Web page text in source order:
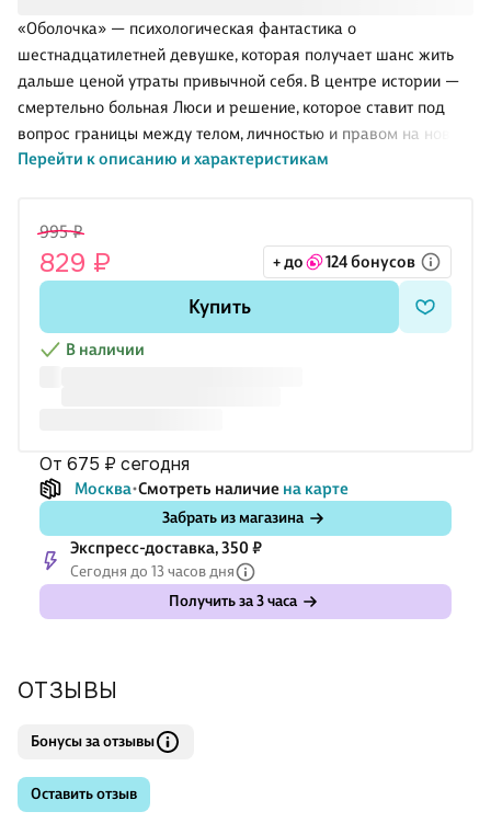
«Оболочка» — психологическая фантастика о
шестнадцатилетней девушке, которая получает шанс жить
дальше ценой утраты привычной себя. В центре истории —
смертельно больная Люси и решение, которое ставит под
вопрос границы между телом, личностью и правом на новую
судьбу. Пола Роусторн выбирает для этой истории не
человеком после вмешательства в самую основу жизни.
Текст строится на напряжении между надеждой родителей,
медицинским риском и внутренним вопросом, можно ли
остаться собой, если собственное тело больше не ощущается
своим.
Перейти к описанию и характеристикам
995 ₽
829 ₽ + до 124 бонусов
Купить
В наличии
от 675 ₽ сегодня
Москва Смотреть наличие на карте
Забрать из магазина
Экспресс-доставка, 350 ₽
Сегодня до 13 часов дня
Получить за 3 часа
ОТЗЫВЫ
Бонусы за отзывы
Оставить отзыв